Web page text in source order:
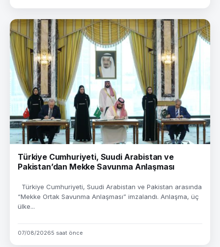
Türkiye Cumhuriyeti, Suudi Arabistan ve
Pakistan’dan Mekke Savunma Anlaşması
Türkiye Cumhuriyeti, Suudi Arabistan ve Pakistan arasında
“Mekke Ortak Savunma Anlaşması” imzalandı. Anlaşma, üç
ülke...
07/08/20265 saat önce